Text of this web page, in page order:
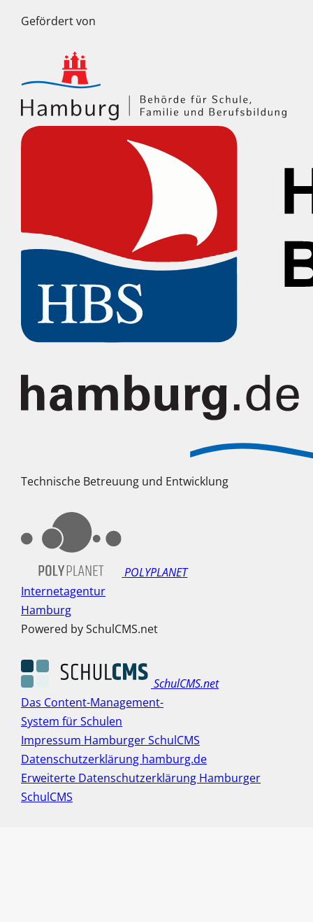
Gefördert von
Technische Betreuung und Entwicklung
POLYPLANET
Internetagentur
Hamburg
Powered by SchulCMS.net
SchulCMS.net
Das Content-Management-
System für Schulen
Impressum Hamburger SchulCMS
Datenschutzerklärung hamburg.de
Erweiterte Datenschutzerklärung Hamburger
SchulCMS